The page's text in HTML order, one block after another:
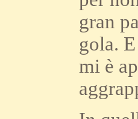
gran
gola.
mi è